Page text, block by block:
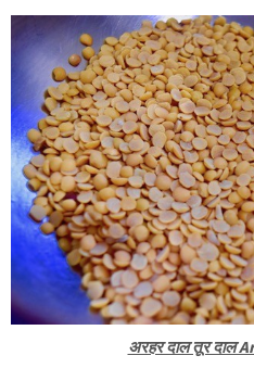
अरहर दाल तूर दाल